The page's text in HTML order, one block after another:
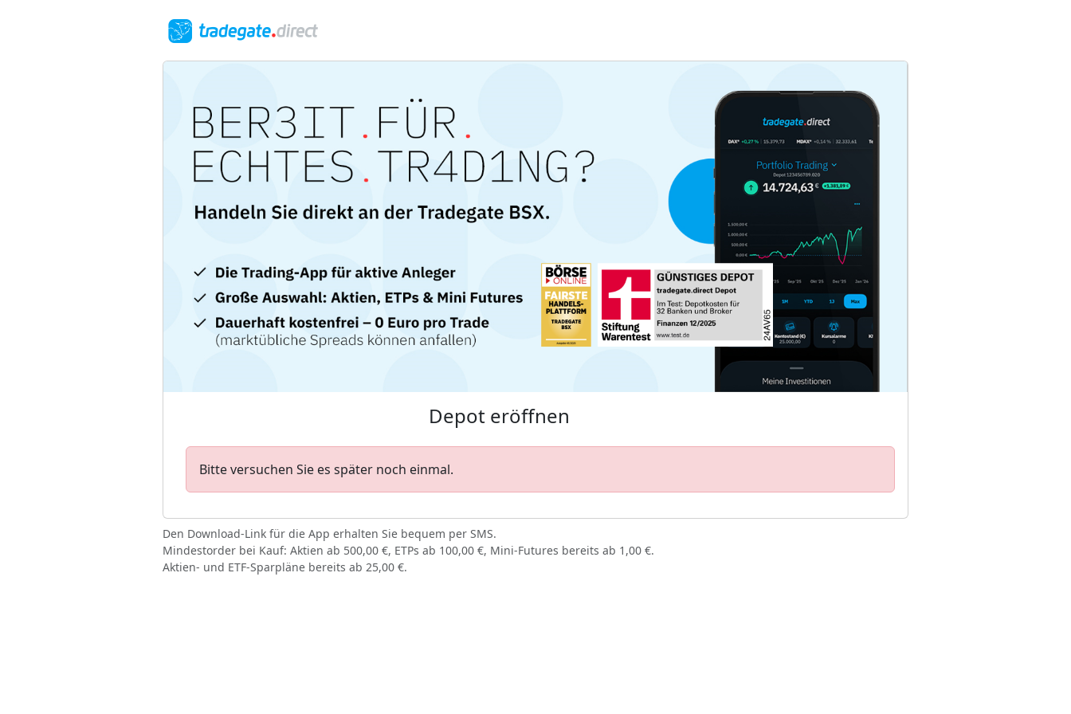
Depot eröffnen
Bitte versuchen Sie es später noch einmal.
Den Download-Link für die App erhalten Sie bequem per SMS.
Mindestorder bei Kauf: Aktien ab 500,00 €, ETPs ab 100,00 €, Mini-Futures bereits ab 1,00 €.
Aktien- und ETF-Sparpläne bereits ab 25,00 €.